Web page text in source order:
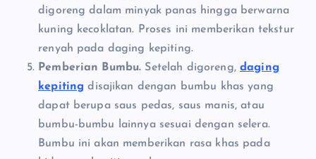
digoreng dalam minyak panas hingga berwarna
kuning kecoklatan. Proses ini memberikan tekstur
renyah pada daging kepiting.
Pemberian Bumbu. Setelah digoreng,daging
kepiting disajikan dengan bumbu khas yang
dapat berupa saus pedas, saus manis, atau
bumbu-bumbu lainnya sesuai dengan selera.
Bumbu ini akan memberikan rasa khas pada